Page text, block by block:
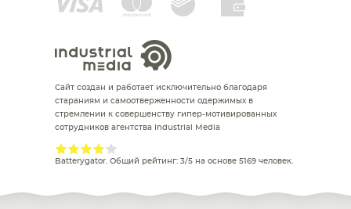
Сайт создан и работает исключительно благодаря
стараниям и самоотверженности одержимых в
стремлении к совершенству гипер-мотивированных
сотрудников агентства Industrial Media
Batterygator. Общий рейтинг: 3/5 на основе 5169 человек.